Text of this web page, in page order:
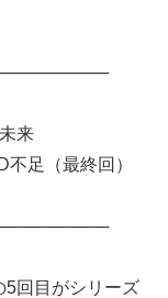
来
（最終回）
5回目がシリーズ